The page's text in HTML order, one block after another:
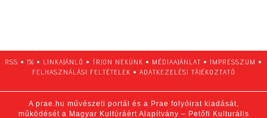
RSS • 1% • LINKAJÁNLÓ • ÍRJON NEKÜNK • MÉDIAAJÁNLAT • IMPRESSZUM •
FELHASZNÁLÁSI FELTÉTELEK • ADATKEZELÉSI TÁJÉKOZTATÓ
A prae.hu művészeti portál és a Prae folyóirat kiadását,
működését a Magyar Kultúráért Alapítvány – Petőfi Kulturális